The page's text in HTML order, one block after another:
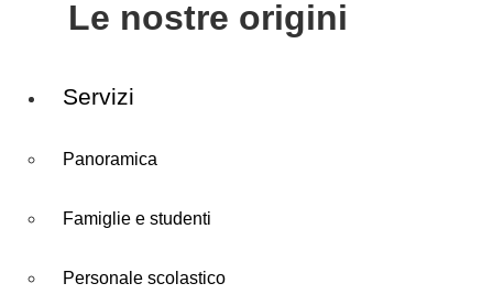
le nostre origini
Servizi
Panoramica
Famiglie e studenti
Personale scolastico